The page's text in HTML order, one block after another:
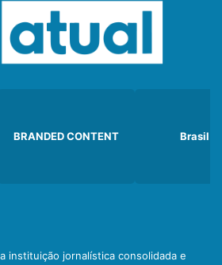
BRANDED CONTENT Brasil
instituição jornalística consolidada e